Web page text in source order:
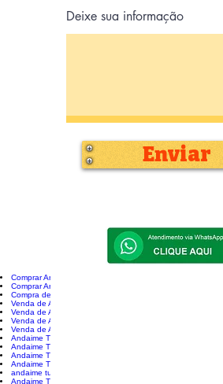
Deixe sua informação
Enviar
Comprar Andaime Novo
Comprar Andaime Tubular
Compra de Andaime
Venda de Andaimes Novos
Venda de Andaime Tubular
Venda de Andaimes rj
Venda de Andaimes rj Preço
Andaime Tubular
Andaime Tubular Comprar
Andaime Tubular Preço
Andaime Tubular Preço Venda
andaime tubular tipo torre
Andaime Tubular Venda Rj